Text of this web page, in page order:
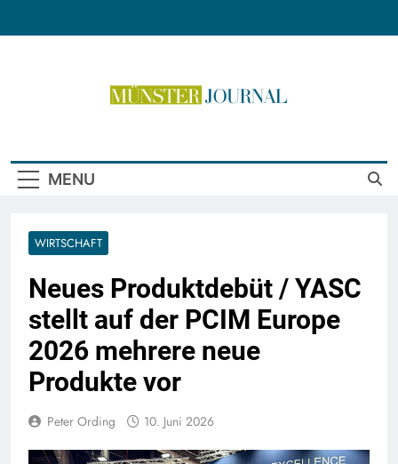
MENU
WIRTSCHAFT
Neues Produktdebüt / YASC
stellt auf der PCIM Europe
2026 mehrere neue
Produkte vor
Peter Ording 10. Juni 2026